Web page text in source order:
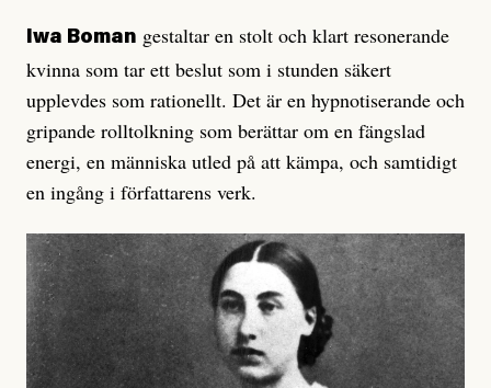
Iwa Boman gestaltar en stolt och klart resonerande
kvinna som tar ett beslut som i stunden säkert
upplevdes som rationellt. Det är en hypnotiserande och
gripande rolltolkning som berättar om en fängslad
energi, en människa utled på att kämpa, och samtidigt
en ingång i författarens verk.